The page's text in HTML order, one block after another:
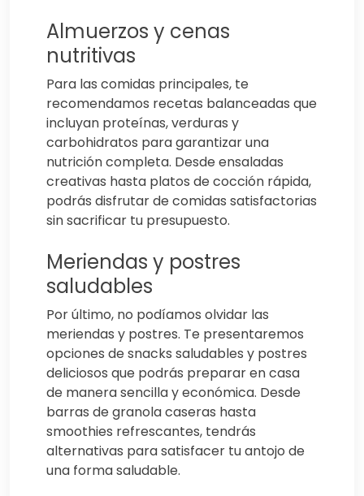
Almuerzos y cenas
nutritivas
Para las comidas principales, te
recomendamos recetas balanceadas que
incluyan proteínas, verduras y
carbohidratos para garantizar una
nutrición completa. Desde ensaladas
creativas hasta platos de cocción rápida,
podrás disfrutar de comidas satisfactorias
sin sacrificar tu presupuesto.
Meriendas y postres
saludables
Por último, no podíamos olvidar las
meriendas y postres. Te presentaremos
opciones de snacks saludables y postres
deliciosos que podrás preparar en casa
de manera sencilla y económica. Desde
barras de granola caseras hasta
smoothies refrescantes, tendrás
alternativas para satisfacer tu antojo de
una forma saludable.